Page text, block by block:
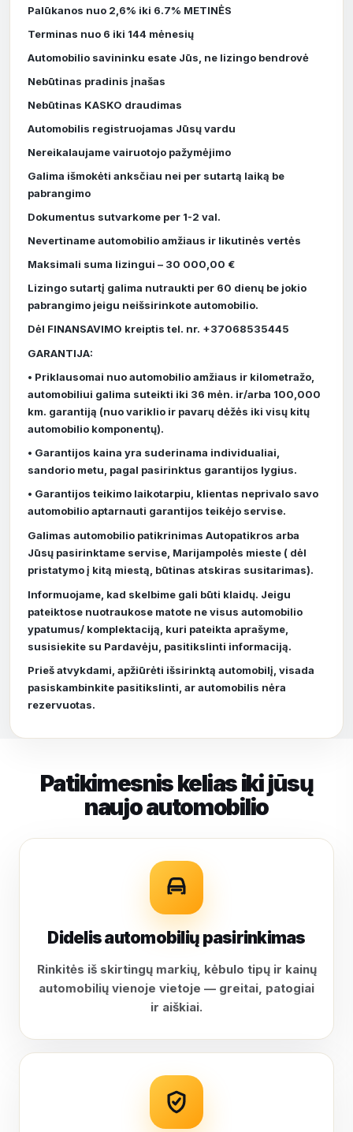
Palūkanos nuo 2,6% iki 6.7% METINĖS
Terminas nuo 6 iki 144 mėnesių
Automobilio savininku esate Jūs, ne lizingo bendrovė
Nebūtinas pradinis įnašas
Nebūtinas KASKO draudimas
Automobilis registruojamas Jūsų vardu
Nereikalaujame vairuotojo pažymėjimo
Galima išmokėti anksčiau nei per sutartą laiką be
pabrangimo
Dokumentus sutvarkome per 1-2 val.
Nevertiname automobilio amžiaus ir likutinės vertės
Maksimali suma lizingui – 30 000,00 €
Lizingo sutartį galima nutraukti per 60 dienų be jokio
pabrangimo jeigu neišsirinkote automobilio.
Dėl FINANSAVIMO kreiptis tel. nr. +37068535445
GARANTIJA:
• Priklausomai nuo automobilio amžiaus ir kilometražo,
automobiliui galima suteikti iki 36 mėn. ir/arba 100,000
km. garantiją (nuo variklio ir pavarų dėžės iki visų kitų
automobilio komponentų).
• Garantijos kaina yra suderinama individualiai,
sandorio metu, pagal pasirinktus garantijos lygius.
• Garantijos teikimo laikotarpiu, klientas neprivalo savo
automobilio aptarnauti garantijos teikėjo servise.
Galimas automobilio patikrinimas Autopatikros arba
Jūsų pasirinktame servise, Marijampolės mieste ( dėl
pristatymo į kitą miestą, būtinas atskiras susitarimas).
Informuojame, kad skelbime gali būti klaidų. Jeigu
pateiktose nuotraukose matote ne visus automobilio
ypatumus/ komplektaciją, kuri pateikta aprašyme,
susisiekite su Pardavėju, pasitikslinti informaciją.
Prieš atvykdami, apžiūrėti išsirinktą automobilį, visada
pasiskambinkite pasitikslinti, ar automobilis nėra
rezervuotas.
Patikimesnis kelias iki jūsų
naujo automobilio
Didelis automobilių pasirinkimas
Rinkitės iš skirtingų markių, kėbulo tipų ir kainų
automobilių vienoje vietoje — greitai, patogiai
ir aiškiai.